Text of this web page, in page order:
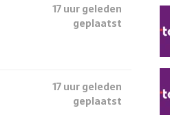
17 uur geleden
geplaatst
17 uur geleden
geplaatst